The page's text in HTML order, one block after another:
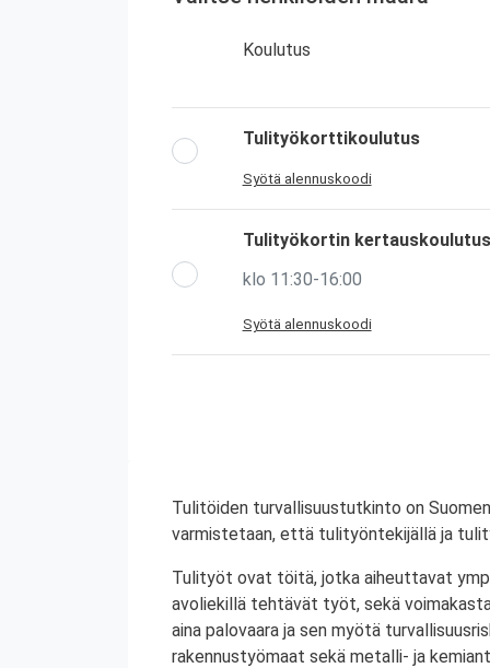
Koulutus
Tulityökorttikoulutus
Syötä alennuskoodi
Tulityökortin kertauskoulutus
klo 11:30-16:00
Syötä alennuskoodi
Tulitöiden turvallisuustutkinto on
varmistetaan, että tulityöntekijällä ja
Tulityöt ovat töitä, jotka aiheuttavat
avoliekillä tehtävät työt, sekä
aina palovaara ja sen myötä
rakennustyömaat sekä metalli- ja